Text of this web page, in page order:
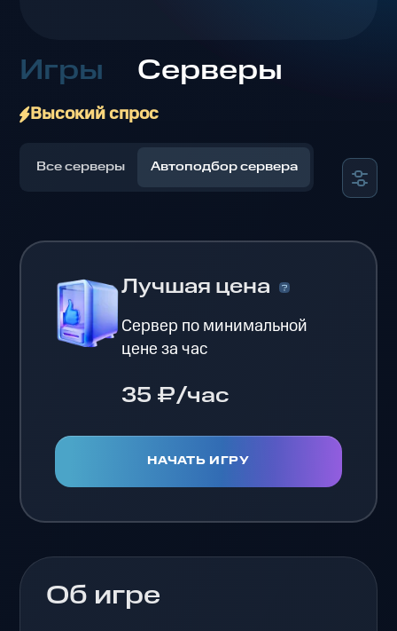
Игры Серверы
Высокий спрос
Все серверы Автоподбор сервера
Лучшая цена
Сервер по минимальной
цене за час
35 ₽/час
НАЧАТЬ ИГРУ
Об игре